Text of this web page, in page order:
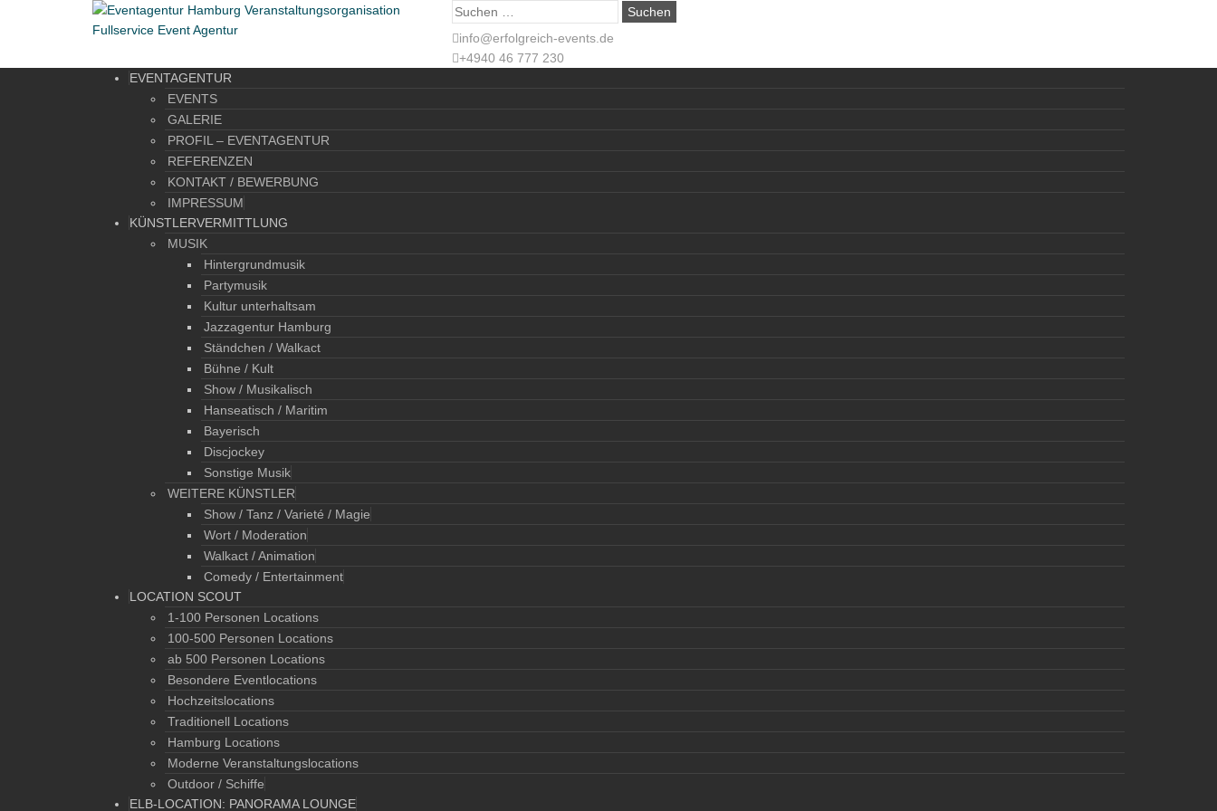
Suche
info@erfolgreich-events.de
+4940 46 777 230
EVENTAGENTUR
EVENTS
GALERIE
PROFIL – EVENTAGENTUR
REFERENZEN
KONTAKT / BEWERBUNG
IMPRESSUM
KÜNSTLERVERMITTLUNG
MUSIK
Hintergrundmusik
Partymusik
Kultur unterhaltsam
Jazzagentur Hamburg
Ständchen / Walkact
Bühne / Kult
Show / Musikalisch
Hanseatisch / Maritim
Bayerisch
Discjockey
Sonstige Musik
WEITERE KÜNSTLER
Show / Tanz / Varieté / Magie
Wort / Moderation
Walkact / Animation
Comedy / Entertainment
LOCATION SCOUT
1-100 Personen Locations
100-500 Personen Locations
ab 500 Personen Locations
Besondere Eventlocations
Hochzeitslocations
Traditionell Locations
Hamburg Locations
Moderne Veranstaltungslocations
Outdoor / Schiffe
ELB-LOCATION: PANORAMA LOUNGE